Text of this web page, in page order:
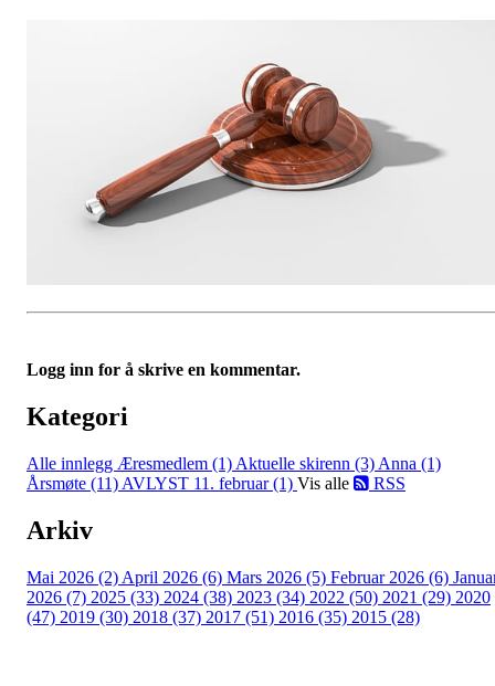
Logg inn for å skrive en kommentar.
Kategori
Alle innlegg Æresmedlem (1) Aktuelle skirenn (3) Anna (1)
Årsmøte (11) AVLYST 11. februar (1) Vis alle RSS
Arkiv
Mai 2026 (2) April 2026 (6) Mars 2026 (5) Februar 2026 (6)
2026 (7) 2025 (33) 2024 (38) 2023 (34) 2022 (50) 2021 (29) 2020
(47) 2019 (30) 2018 (37) 2017 (51) 2016 (35) 2015 (28)